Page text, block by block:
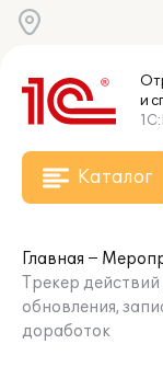
и
Каталог
Главная
Трекер
обновления,
доработок